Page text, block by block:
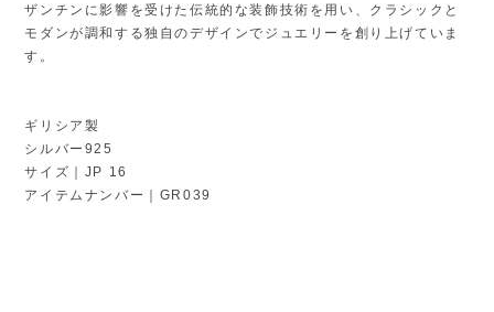
ザンチンに影響を受けた伝統的な装飾技術を用い、クラシックと
モダンが調和する独自のデザインでジュエリーを創り上げていま
す。
ギリシア製
シルバー925
サイズ｜JP 16
アイテムナンバー｜GR039